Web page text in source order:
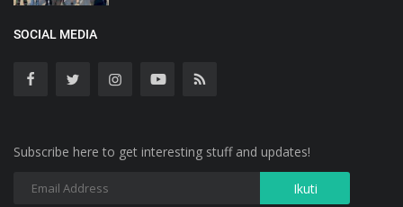
SOCIAL MEDIA
Subscribe here to get interesting stuff and updates!